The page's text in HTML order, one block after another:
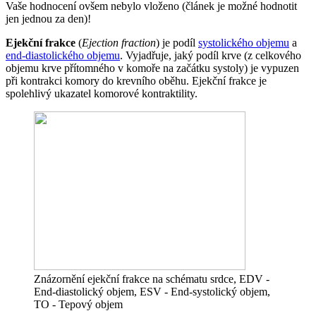
Vaše hodnocení ovšem nebylo vloženo (článek je možné hodnotit
jen jednou za den)!
Ejekční frakce (Ejection fraction) je podíl systolického objemu a
end-diastolického objemu. Vyjadřuje, jaký podíl krve (z celkového
objemu krve přítomného v komoře na začátku systoly) je vypuzen
při kontrakci komory do krevního oběhu. Ejekční frakce je
spolehlivý ukazatel komorové kontraktility.
Znázornění ejekční frakce na schématu srdce, EDV -
End-diastolický objem, ESV - End-systolický objem,
TO - Tepový objem